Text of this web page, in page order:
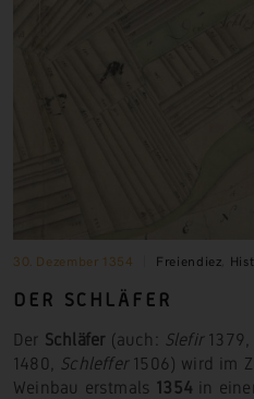
30. Dezember 1354 Freiendiez
DER SCHLÄFER
Der Schläfer(auch: Slefir 1379,
1480,
Schleffer1506) wird im
Weinbau erstmals 1354 in